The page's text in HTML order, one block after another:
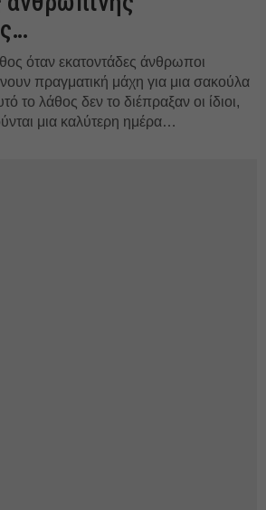
όταν εκατοντάδες άνθρωποι
πραγματική μάχη για μια σακούλα
το λάθος δεν το διέπραξαν οι ίδιοι,
μια καλύτερη ημέρα…